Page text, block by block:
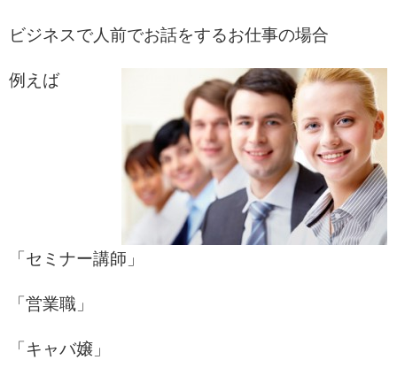
ビジネスで人前でお話をするお仕事の場合
例えば
「セミナー講師」
「営業職」
「キャバ嬢」